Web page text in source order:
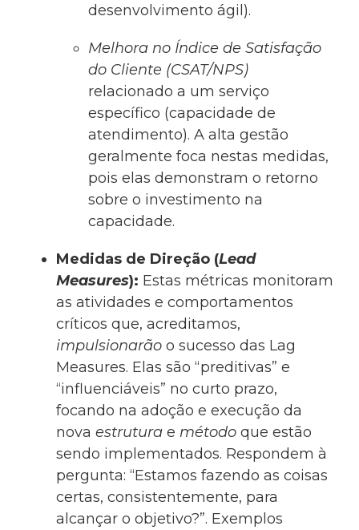
desenvolvimento ágil).
Melhora no Índice de Satisfação
do Cliente (CSAT/NPS)
relacionado a um serviço
específico (capacidade de
atendimento). A alta gestão
geralmente foca nestas medidas,
pois elas demonstram o retorno
sobre o investimento na
capacidade.
Medidas de Direção (Lead
Measures): Estas métricas monitoram
as atividades e comportamentos
críticos que, acreditamos,
impulsionarão o sucesso das Lag
Measures. Elas são “preditivas” e
“influenciáveis” no curto prazo,
focando na adoção e execução da
nova estrutura e método que estão
sendo implementados. Respondem à
pergunta: “Estamos fazendo as coisas
certas, consistentemente, para
alcançar o objetivo?”. Exemplos